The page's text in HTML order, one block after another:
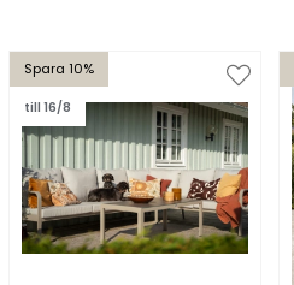
Spara 10%
till 16/8